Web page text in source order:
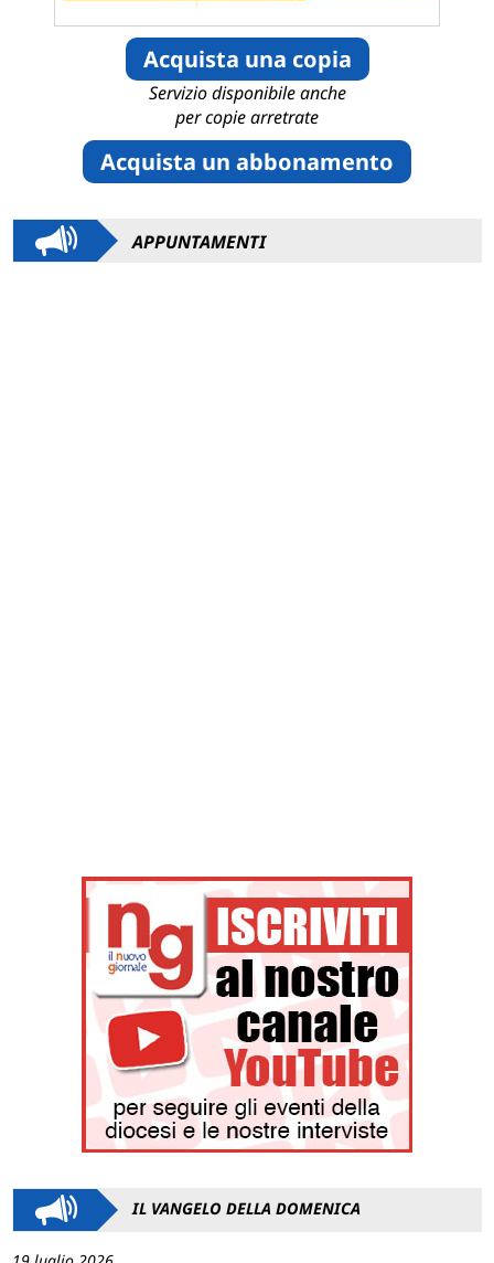
Acquista una copia
Servizio disponibile anche
per copie arretrate
Acquista un abbonamento
APPUNTAMENTI
IL VANGELO DELLA DOMENICA